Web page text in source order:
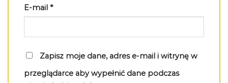
E-mail *
Zapisz moje dane, adres e-mail i witrynę w
przeglądarce aby wypełnić dane podczas